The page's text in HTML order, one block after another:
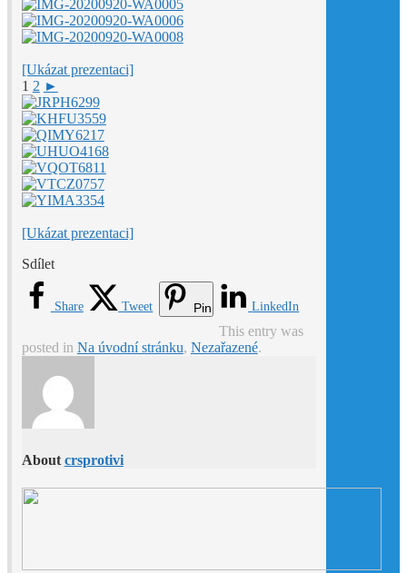
[Ukázat prezentaci]
1 2 ►
[Ukázat prezentaci]
Sdílet
Share Tweet Pin LinkedIn
This entry was
posted in Na úvodní stránku, Nezařazené.
About crsprotivi